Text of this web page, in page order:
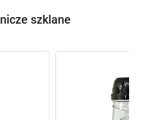
szklane